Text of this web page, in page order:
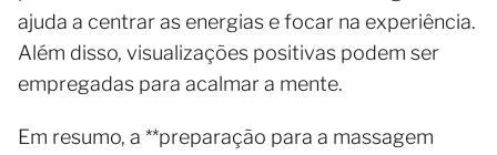
ajuda a centrar as energias e focar na experiência.
Além disso, visualizações positivas podem ser
empregadas para acalmar a mente.
Em resumo, a **preparação para a massagem